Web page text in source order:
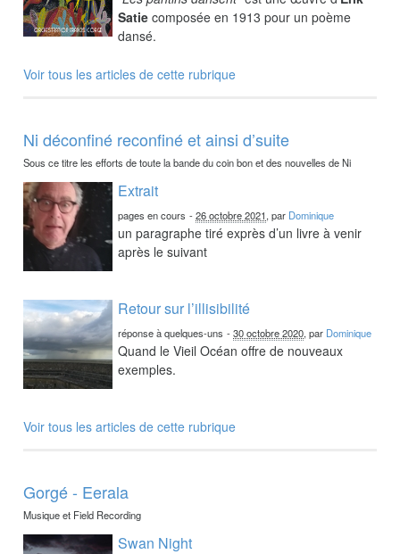
Satie composée en 1913 pour un poème
dansé.
Voir tous les articles de cette rubrique
Ni déconfiné reconfiné et ainsi d’suite
Sous ce titre les efforts de toute la bande du coin bon et des nouvelles de Ni
Extrait
pages en cours -26 octobre 2021, par Dominique
un paragraphe tiré exprès d’un livre à venir
après le suivant
Retour sur l’illisibilité
réponse à quelques-uns -30 octobre 2020, par Dominique
Quand le Vieil Océan offre de nouveaux
exemples.
Voir tous les articles de cette rubrique
Gorgé - Eerala
Musique et Field Recording
Swan Night